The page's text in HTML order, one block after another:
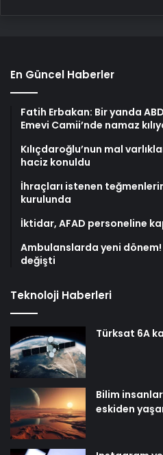
En Güncel Haberler
Fatih Erbakan: Bir yanda
Emevi Camii’nde namaz
Kılıçdaroğlu’nun mal
haciz konuldu
İhraçları istenen
kurulunda
İktidar, AFAD personeline
Ambulanslarda yeni
değişti
Teknoloji Haberleri
Türksat 6A
Bilim
eskiden